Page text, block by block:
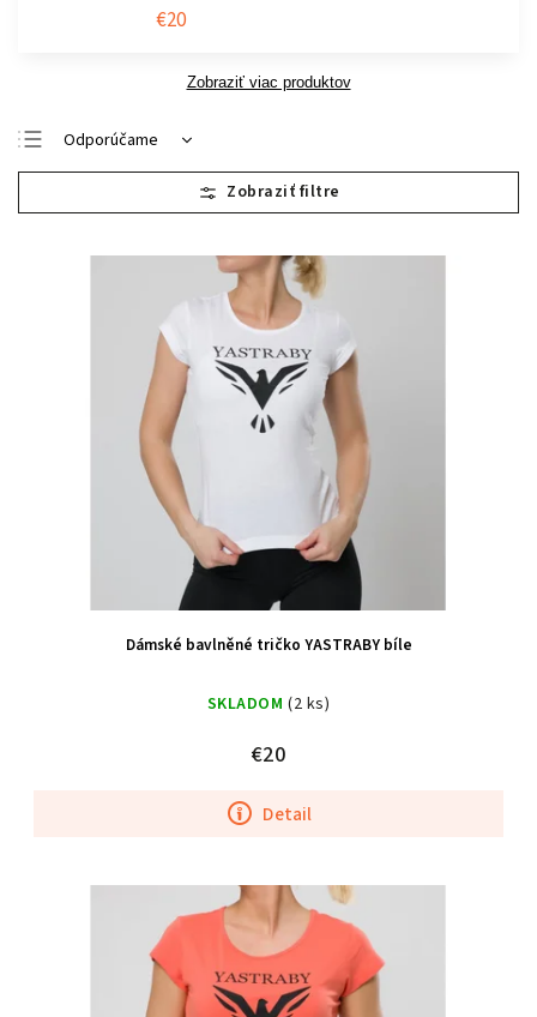
€20
Zobraziť viac produktov
Odporúčame
Najlacnejšie
Najdrahšie
Najpredávanejšie
Dámské bavlněné tričko YASTRABY bíle
SKLADOM (2 ks)
€20
Detail